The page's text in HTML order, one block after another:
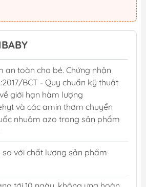
an toàn cho bé. Chứng nhận
BCT - Quy chuẩn kỹ thuật
giới hạn hàm lượng
và các amin thơm chuyển
nhuộm azo trong sản phẩm
so với chất lượng sản phẩm